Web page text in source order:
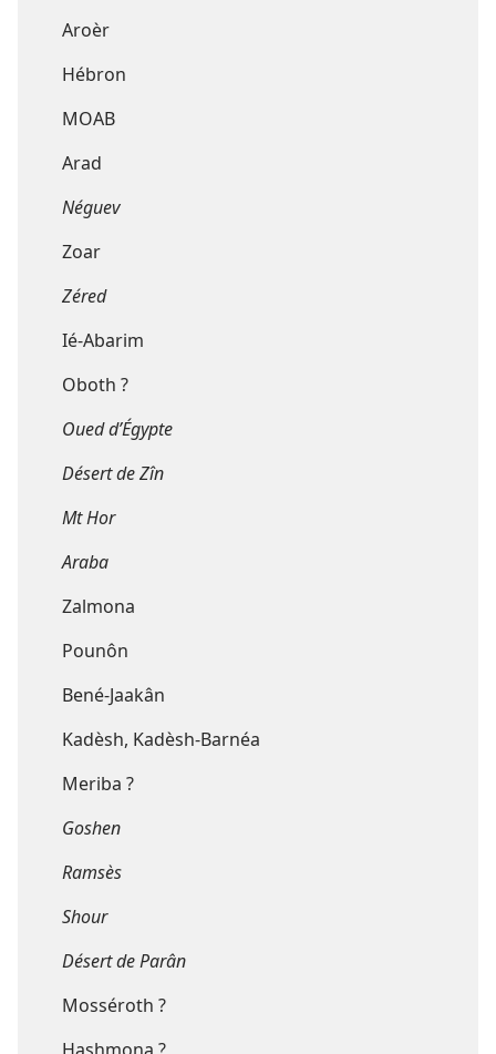
Aroèr
Hébron
MOAB
Arad
Néguev
Zoar
Zéred
Ié-Abarim
Oboth ?
Oued d’Égypte
Désert de Zîn
Mt Hor
Araba
Zalmona
Pounôn
Bené-Jaakân
Kadèsh, Kadèsh-Barnéa
Meriba ?
Goshen
Ramsès
Shour
Désert de Parân
Mosséroth ?